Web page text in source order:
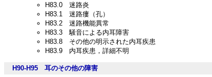
H83.0 迷路炎
H83.1
迷路瘻（孔）
H83.2 迷路機能異常
H83.3 騒音による内耳障害
H83.8 その他の明示された内耳疾患
H83.9 内耳疾患，詳細不明
H90-H95 耳のその他の障害